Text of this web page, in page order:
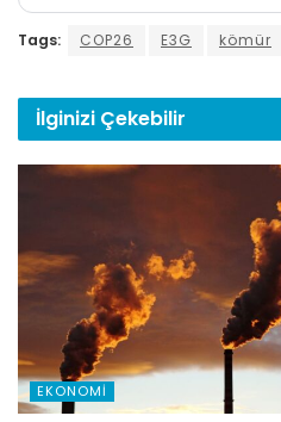
Tags: COP26 E3G kömür
İlginizi Çekebilir
EKONOMI